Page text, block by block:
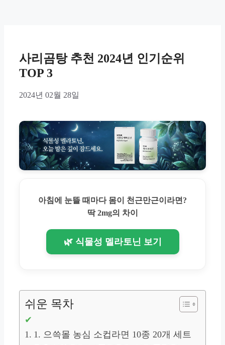
사리곰탕 추천 2024년 인기순위
TOP 3
2024년 02월 28일
아침에 눈뜰 때마다 몸이 천근만근이라면?
딱 2mg의 차이
🌿 식물성 멜라토닌 보기
쉬운 목차
1. 으쓱몰 농심 소컵라면 10종 20개 세트